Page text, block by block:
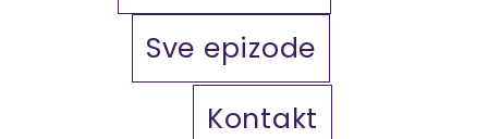
Sve epizode
Kontakt